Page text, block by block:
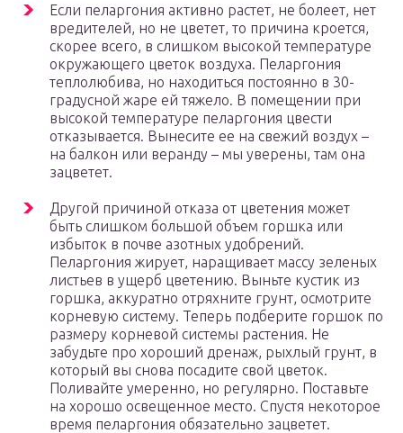
Если пеларгония активно растет, не болеет, нет
вредителей, но не цветет, то причина кроется,
скорее всего, в слишком высокой температуре
окружающего цветок воздуха. Пеларгония
теплолюбива, но находиться постоянно в 30-
градусной жаре ей тяжело. В помещении при
высокой температуре пеларгония цвести
отказывается. Вынесите ее на свежий воздух –
на балкон или веранду – мы уверены, там она
зацветет.
Другой причиной отказа от цветения может
быть слишком большой объем горшка или
избыток в почве азотных удобрений.
Пеларгония жирует, наращивает массу зеленых
листьев в ущерб цветению. Выньте кустик из
горшка, аккуратно отряхните грунт, осмотрите
корневую систему. Теперь подберите горшок по
размеру корневой системы растения. Не
забудьте про хороший дренаж, рыхлый грунт, в
который вы снова посадите свой цветок.
Поливайте умеренно, но регулярно. Поставьте
на хорошо освещенное место. Спустя некоторое
время пеларгония обязательно зацветет.